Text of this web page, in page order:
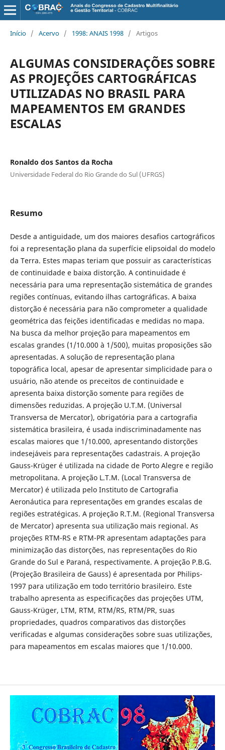
Início / Acervo / 1998: ANAIS 1998 / Artigos
ALGUMAS CONSIDERAÇÕES SOBRE
AS PROJEÇÕES CARTOGRÁFICAS
UTILIZADAS NO BRASIL PARA
MAPEAMENTOS EM GRANDES
ESCALAS
Ronaldo dos Santos da Rocha
Universidade Federal do Rio Grande do Sul (UFRGS)
Resumo
Desde a antiguidade, um dos maiores desafios cartográficos
foi a representação plana da superfície elipsoidal do modelo
da Terra. Estes mapas teriam que possuir as características
de continuidade e baixa distorção. A continuidade é
necessária para uma representação sistemática de grandes
regiões contínuas, evitando ilhas cartográficas. A baixa
distorção é necessária para não comprometer a qualidade
geométrica das feições identificadas e medidas no mapa.
Na busca da melhor projeção para mapeamentos em
escalas grandes (1/10.000 à 1/500), muitas proposições são
apresentadas. A solução de representação plana
topográfica local, apesar de apresentar simplicidade para o
usuário, não atende os preceitos de continuidade e
apresenta baixa distorção somente para regiões de
dimensões reduzidas. A projeção U.T.M. (Universal
Transversa de Mercator), obrigatória para a cartografia
sistemática brasileira, é usada indiscriminadamente nas
escalas maiores que 1/10.000, apresentando distorções
indesejáveis para representações cadastrais. A projeção
Gauss-Krüger é utilizada na cidade de Porto Alegre e região
metropolitana. A projeção L.T.M. (Local Transversa de
Mercator) é utilizada pelo Instituto de Cartografia
Aeronáutica para representações em grandes escalas de
regiões estratégicas. A projeção R.T.M. (Regional Transversa
de Mercator) apresenta sua utilização mais regional. As
projeções RTM-RS e RTM-PR apresentam adaptações para
minimização das distorções, nas representações do Rio
Grande do Sul e Paraná, respectivamente. A projeção P.B.G.
(Projeção Brasileira de Gauss) é apresentada por Philips-
1997 para utilização em todo território brasileiro. Este
trabalho apresenta as especificações das projeções UTM,
Gauss-Krüger, LTM, RTM, RTM/RS, RTM/PR, suas
propriedades, quadros comparativos das distorções
verificadas e algumas considerações sobre suas utilizações,
para mapeamentos em escalas maiores que 1/10.000.